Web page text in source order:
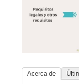
Acerca de